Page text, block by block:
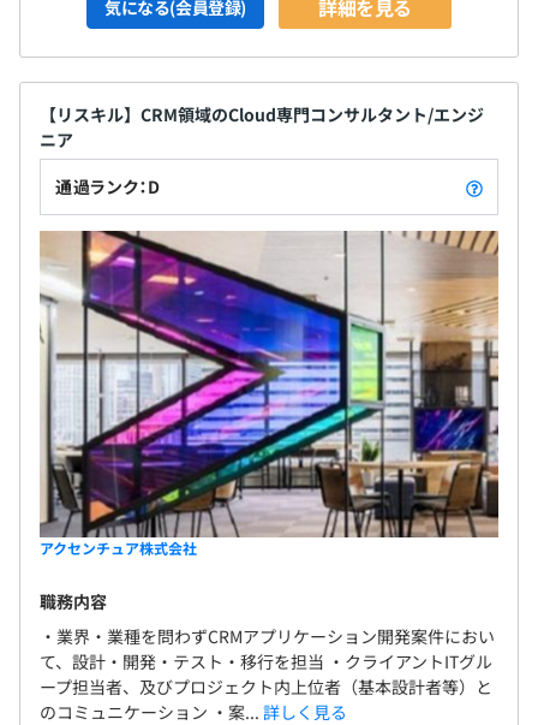
気になる(会員登録) 詳細を見る
【リスキル】CRM領域のCloud専門コンサルタント/エンジ
ニア
通過ランク：D
アクセンチュア株式会社
職務内容
・業界・業種を問わずCRMアプリケーション開発案件におい
て、設計・開発・テスト・移行を担当 ・クライアントITグル
ープ担当者、及びプロジェクト内上位者（基本設計者等）と
のコミュニケーション ・案... 詳しく見る